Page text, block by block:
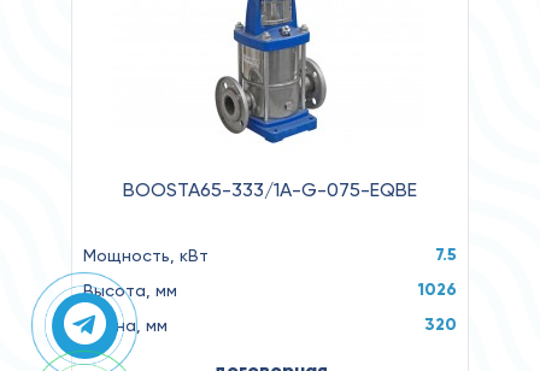
BOOSTA65-333/1A-G-075-EQBE
Мощность, кВт 7.5
Высота, мм 1026
Длина, мм 320